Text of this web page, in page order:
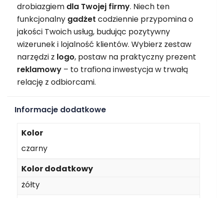
drobiazgiem dla Twojej firmy. Niech ten
funkcjonalny gadżet codziennie przypomina o
jakości Twoich usług, budując pozytywny
wizerunek i lojalność klientów. Wybierz zestaw
narzędzi z logo, postaw na praktyczny prezent
reklamowy – to trafiona inwestycja w trwałą
relację z odbiorcami.
Informacje dodatkowe
Kolor
czarny
Kolor dodatkowy
żółty